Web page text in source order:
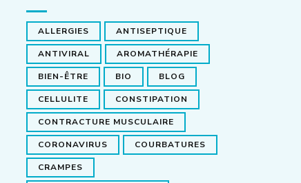
ALLERGIES ANTISEPTIQUE
ANTIVIRAL AROMATHÉRAPIE
BIEN-ÊTRE BIO BLOG
CELLULITE CONSTIPATION
CONTRACTURE MUSCULAIRE
CORONAVIRUS COURBATURES
CRAMPES